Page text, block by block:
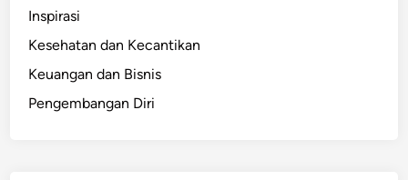
Inspirasi
Kesehatan dan Kecantikan
Keuangan dan Bisnis
Pengembangan Diri